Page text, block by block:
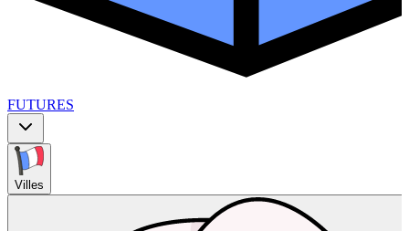
FUTURES
Villes